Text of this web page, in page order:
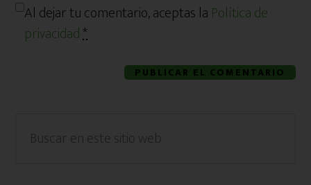
Al dejar tu comentario, aceptas la Política de
privacidad*
Barra
lateral